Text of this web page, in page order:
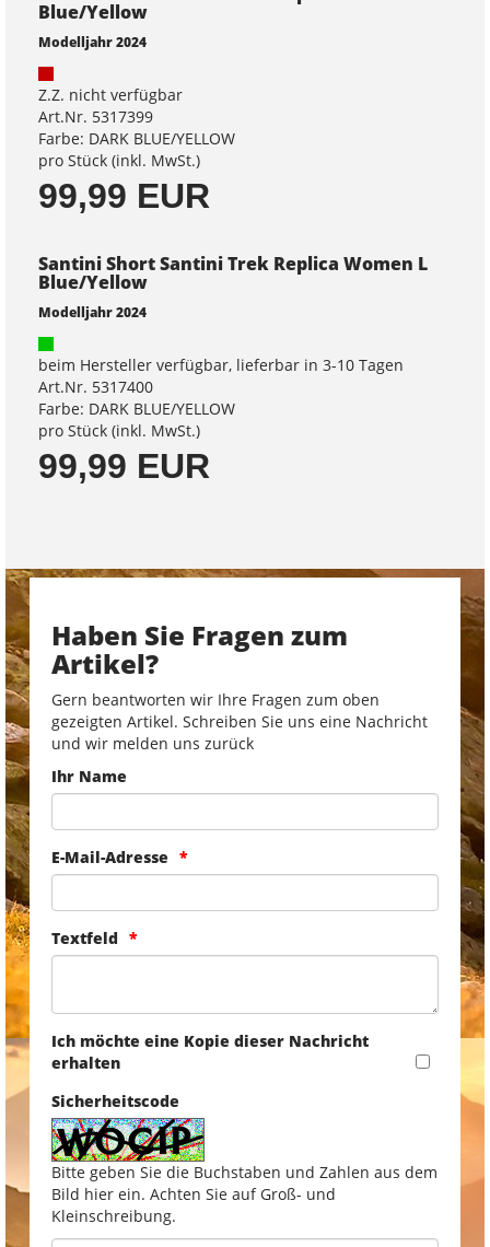
Blue/Yellow
Modelljahr 2024
Z.Z. nicht verfügbar
Art.Nr. 5317399
Farbe: DARK BLUE/YELLOW
pro Stück (inkl. MwSt.)
99,99 EUR
Santini Short Santini Trek Replica Women L
Blue/Yellow
Modelljahr 2024
beim Hersteller verfügbar, lieferbar in 3-10 Tagen
Art.Nr. 5317400
Farbe: DARK BLUE/YELLOW
pro Stück (inkl. MwSt.)
99,99 EUR
Haben Sie Fragen zum
Artikel?
Gern beantworten wir Ihre Fragen zum oben
gezeigten Artikel. Schreiben Sie uns eine Nachricht
und wir melden uns zurück
Ihr Name
E-Mail-Adresse
Textfeld
Ich möchte eine Kopie dieser Nachricht
erhalten
Sicherheitscode
Bitte geben Sie die Buchstaben und Zahlen aus dem
Bild hier ein. Achten Sie auf Groß- und
Kleinschreibung.